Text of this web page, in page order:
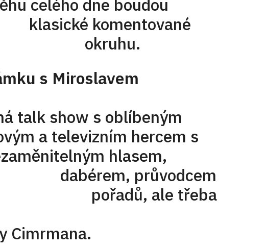
dne boudou
komentované
2. okruhu.
s Miroslavem
show s oblíbeným
hercem s
hlasem,
průvodcem
pořadů, ale třeba
Cimrmana.